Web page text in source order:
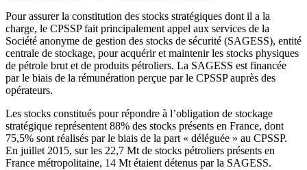
Pour assurer la constitution des stocks stratégiques dont il a la
charge, le CPSSP fait principalement appel aux services de la
Société anonyme de gestion des stocks de sécurité (SAGESS), entité
centrale de stockage, pour acquérir et maintenir les stocks physiques
de pétrole brut et de produits pétroliers. La SAGESS est financée
par le biais de la rémunération perçue par le CPSSP auprès des
opérateurs.
Les stocks constitués pour répondre à l’obligation de stockage
stratégique représentent 88% des stocks présents en France, dont
75,5% sont réalisés par le biais de la part « déléguée » au CPSSP.
En juillet 2015, sur les 22,7 Mt de stocks pétroliers présents en
France métropolitaine, 14 Mt étaient détenus par la SAGESS.